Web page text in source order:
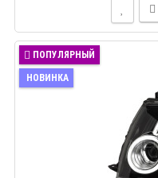
ПОПУЛЯРНЫЙ
НОВИНКА